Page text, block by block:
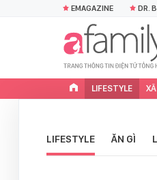
EMAGAZINE DR.
LIFESTYLE
LIFESTYLE ĂN GÌ